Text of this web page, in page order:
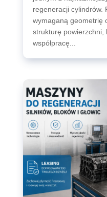
regeneracji cylindrów.
wymaganą geometrię
strukturę powierzchni,
współpracę...